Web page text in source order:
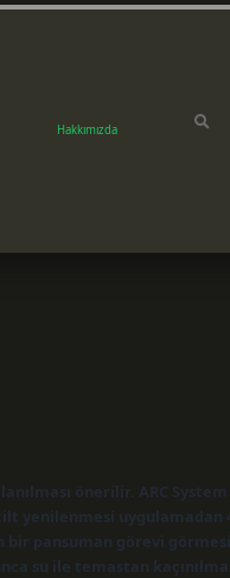
Hakkımızda
önerilir. ARC
yenilenmesi uygulamadan
pansuman görevi
su ile temastan